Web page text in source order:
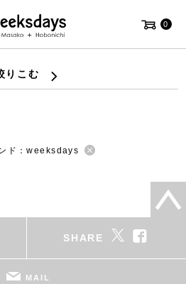
0
りこむ
ド：weeksdays
SHARE
MAIL